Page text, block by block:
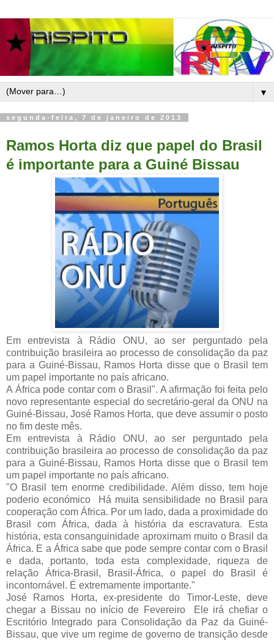
▼
segunda-feira, 7 de janeiro de 2013
Ramos Horta diz que papel do Brasil
é importante para a Guiné Bissau
Em entrevista à Rádio ONU, ao ser perguntado pela
contribuição brasileira ao processo de consolidação da paz
para a Guiné-Bissau, Ramos Horta disse que o Brasil tem
um papel importante no país africano.
A África pode contar com o Brasil". A afirmação foi feita pelo
novo representante especial do secretário-geral da ONU na
Guiné-Bissau, José Ramos Horta, que deve assumir o posto
no fim deste mês.
Em entrevista à Rádio ONU, ao ser perguntado pela
contribuição brasileira ao processo de consolidação da paz
para a Guiné-Bissau, Ramos Horta disse que o Brasil tem
um papel importante no país africano.
"O Brasil tem enorme credibilidade. Além disso, tem hoje
poderio económico Há muita sensibilidade no Brasil para
cooperação com África. Por um lado, dada a proximidade do
Brasil com África, dada à história da escravatura. Esta
história, esta consanguinidade aproximam muito o Brasil da
África. E a África sabe que pode sempre contar com o Brasil
e dada, portanto, toda esta complexidade, riqueza de
relação África-Brasil, Brasil-África, o papel do Brasil é
incontornável. É extremamente importante."
José Ramos Horta, ex-presidente do Timor-Leste, deve
chegar a Bissau no início de Fevereiro Ele irá chefiar o
Escritório Integrado para Consolidação da Paz da Guiné-
Bissau, que vive um regime de governo de transição desde